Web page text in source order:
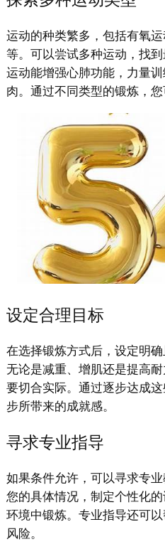
运动的种类繁多，包括有氧
等。可以尝试多种运动，找
运动能增强心肺功能，力量
肉。通过不同类型的锻炼，
设定合理目标
在选择锻炼方式后，设定明
无论是减重、增肌还是提高
要切合实际。通过逐步达成
步所带来的成就感。
寻求专业指导
如果条件允许，可以寻求专
您的具体情况，制定个性化
环境中锻炼。专业指导还可
风险。